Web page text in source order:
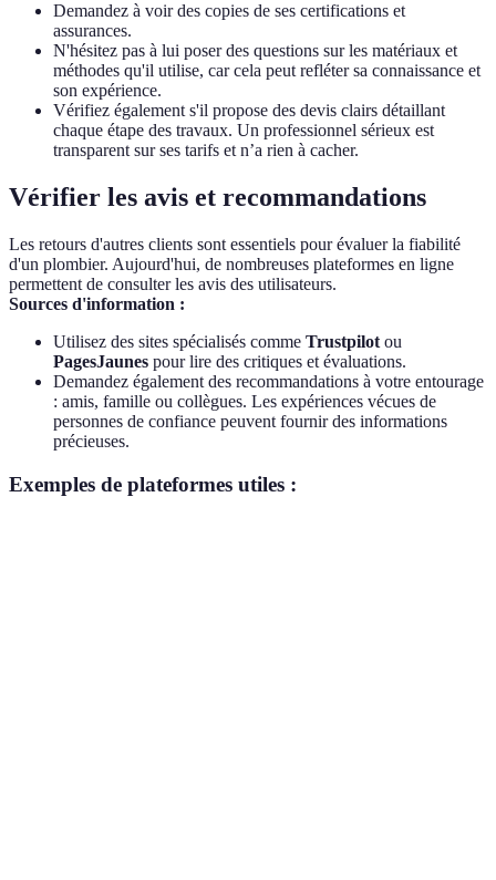
Demandez à voir des copies de ses certifications et
assurances.
N'hésitez pas à lui poser des questions sur les matériaux et
méthodes qu'il utilise, car cela peut refléter sa connaissance et
son expérience.
Vérifiez également s'il propose des devis clairs détaillant
chaque étape des travaux. Un professionnel sérieux est
transparent sur ses tarifs et n’a rien à cacher.
Vérifier les avis et recommandations
Les retours d'autres clients sont essentiels pour évaluer la fiabilité
d'un plombier. Aujourd'hui, de nombreuses plateformes en ligne
permettent de consulter les avis des utilisateurs.
Sources d'information :
Utilisez des sites spécialisés comme Trustpilot ou
PagesJaunes pour lire des critiques et évaluations.
Demandez également des recommandations à votre entourage
: amis, famille ou collègues. Les expériences vécues de
personnes de confiance peuvent fournir des informations
précieuses.
Exemples de plateformes utiles :